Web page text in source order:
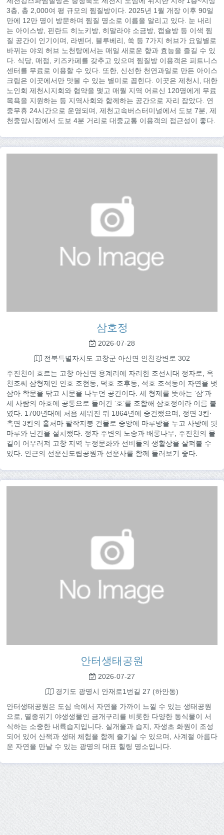
3층, 총 2,000여 평 규모의 찜질방이다. 2025년 1월 개장 이후 90일
만에 12만 명이 방문하며 찜질 명소로 이름을 알리고 있다. 눈 내리
는 아이스방, 핀란드 히노키방, 히말라야 소금방, 캡슐방 등 이색 찜
질 공간이 인기이며, 라벤더, 블루베리, 쑥 등 7가지 허브가 요일별로
바뀌는 야외 허브 노천탕에서는 매일 새로운 향과 효능을 즐길 수 있
다. 식당, 매점, 키즈카페를 갖추고 있으며 찜질방 이용객은 피트니스
센터를 무료로 이용할 수 있다. 또한, 신선한 천연과일로 만든 아이스
크림은 이곳에서만 맛볼 수 있는 별미로 꼽힌다. 이곳은 제천시, 대한
노인회 제천시지회와 협약을 맺고 매월 지역 어르신 120명에게 무료
목욕을 지원하는 등 지역사회와 함께하는 공간으로 자리 잡았다. 연
중무휴 24시간으로 운영되며, 제천고속버스터미널에서 도보 7분, 제
천중앙시장에서 도보 4분 거리로 대중교통 이용객의 접근성이 좋다.
삼호정
2026-07-28
전북특별자치도 고창군 아산면 인천강변로 302
주진천이 흐르는 고창 아산면 용계리에 자리한 조선시대 정자로, 옥
천조씨 삼형제인 인호 조현동, 덕호 조후동, 석호 조석동이 자연을 벗
삼아 학문을 닦고 시문을 나누던 공간이다. 세 형제를 뜻하는 ‘삼’과
세 사람의 아호에 공통으로 들어간 ‘호’를 조합해 삼호정이라 이름 붙
였다. 1700년대에 처음 세워진 뒤 1864년에 중건했으며, 정면 3칸·
측면 3칸의 홑처마 팔작지붕 건물로 중앙에 마루방을 두고 사방에 툇
마루와 난간을 설치했다. 정자 주변의 노송과 배롱나무, 주진천의 물
길이 어우러져 고창 지역 누정문화와 선비들의 생활상을 살펴볼 수
있다. 인근의 선운산도립공원과 선운사를 함께 둘러보기 좋다.
안터생태공원
2026-07-27
경기도 광명시 안재로1번길 27 (하안동)
안터생태공원은 도심 속에서 자연을 가까이 느낄 수 있는 생태공원
으로, 멸종위기 야생생물인 금개구리를 비롯한 다양한 동식물이 서
식하는 소중한 내륙습지입니다. 실개울과 습지, 자생초 화원이 조성
되어 있어 산책과 생태 체험을 함께 즐기실 수 있으며, 사계절 아름다
운 자연을 만날 수 있는 광명의 대표 힐링 명소입니다.